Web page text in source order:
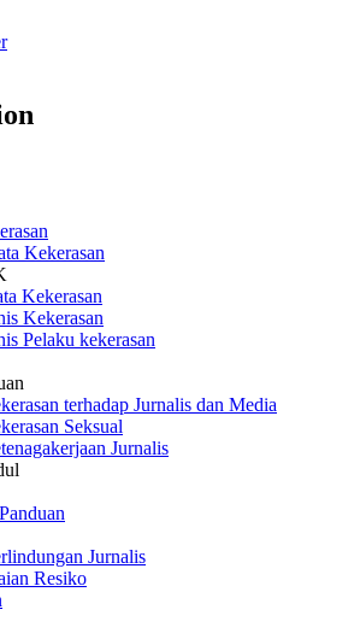
Kekerasan
Kekerasan
Kekerasan
Pelaku kekerasan
terhadap Jurnalis dan Media
Seksual
Jurnalis
Jurnalis
Resiko